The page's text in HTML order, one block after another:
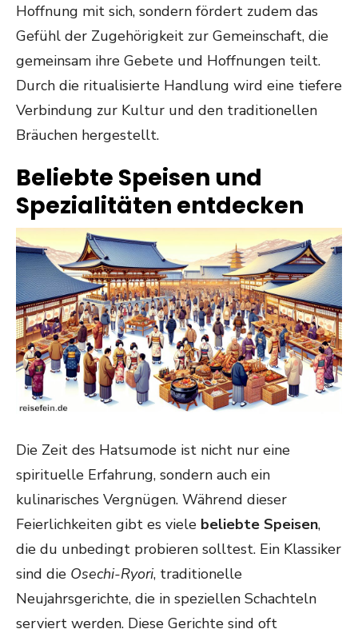
Hoffnung mit sich, sondern fördert zudem das
Gefühl der Zugehörigkeit zur Gemeinschaft, die
gemeinsam ihre Gebete und Hoffnungen teilt.
Durch die ritualisierte Handlung wird eine tiefere
Verbindung zur Kultur und den traditionellen
Bräuchen hergestellt.
Beliebte Speisen und
Spezialitäten entdecken
Die Zeit des Hatsumode ist nicht nur eine
spirituelle Erfahrung, sondern auch ein
kulinarisches Vergnügen. Während dieser
Feierlichkeiten gibt es viele beliebte Speisen,
die du unbedingt probieren solltest. Ein Klassiker
sind die Osechi-Ryori, traditionelle
Neujahrsgerichte, die in speziellen Schachteln
serviert werden. Diese Gerichte sind oft